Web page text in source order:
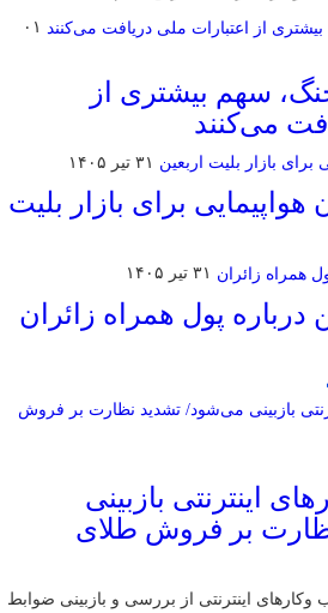
۰۱
سهم بیشتری از
می‌کنند
۳۱ تیر ۱۴۰۵
برای بازار بلیت
۳۱ تیر ۱۴۰۵
درباره پول همراه زائران
اینترنتی بازبینی
بر فروش طلای
اینترنتی از بررسی و بازبینی ضوابط